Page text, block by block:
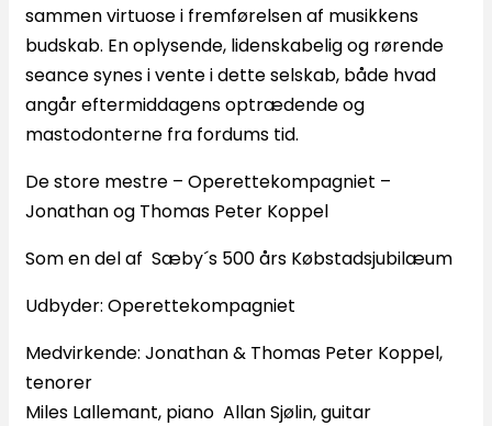
sammen virtuose i fremførelsen af musikkens
budskab. En oplysende, lidenskabelig og rørende
seance synes i vente i dette selskab, både hvad
angår eftermiddagens optrædende og
mastodonterne fra fordums tid.
De store mestre – Operettekompagniet –
Jonathan og Thomas Peter Koppel
Som en del af Sæby´s 500 års Købstadsjubilæum
Udbyder: Operettekompagniet
Medvirkende: Jonathan & Thomas Peter Koppel,
tenorer
Miles Lallemant, piano Allan Sjølin, guitar